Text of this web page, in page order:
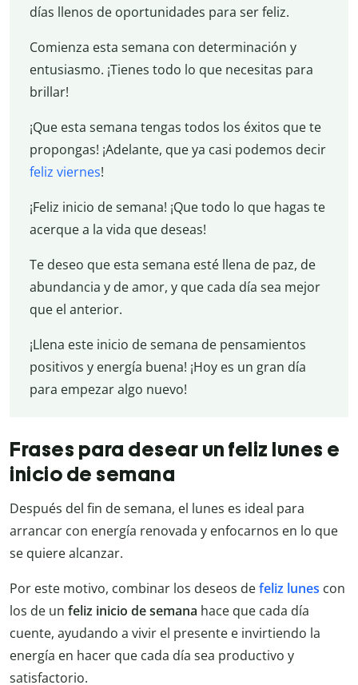
días llenos de oportunidades para ser feliz.
Comienza esta semana con determinación y
entusiasmo. ¡Tienes todo lo que necesitas para
brillar!
¡Que esta semana tengas todos los éxitos que te
propongas! ¡Adelante, que ya casi podemos decir
feliz viernes!
¡Feliz inicio de semana! ¡Que todo lo que hagas te
acerque a la vida que deseas!
Te deseo que esta semana esté llena de paz, de
abundancia y de amor, y que cada día sea mejor
que el anterior.
¡Llena este inicio de semana de pensamientos
positivos y energía buena! ¡Hoy es un gran día
para empezar algo nuevo!
Frases para desear un feliz lunes e
inicio de semana
Después del fin de semana, el lunes es ideal para
arrancar con energía renovada y enfocarnos en lo que
se quiere alcanzar.
Por este motivo, combinar los deseos defeliz lunes con
los de un feliz inicio de semana hace que cada día
cuente, ayudando a vivir el presente e invirtiendo la
energía en hacer que cada día sea productivo y
satisfactorio.